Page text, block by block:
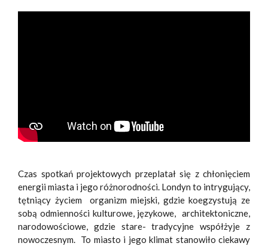
Czas spotkań projektowych przeplatał się z chłonięciem
energii miasta i jego różnorodności. Londyn to intrygujący,
tętniący życiem organizm miejski, gdzie koegzystują ze
sobą odmienności kulturowe, językowe, architektoniczne,
narodowościowe, gdzie stare- tradycyjne współżyje z
nowoczesnym. To miasto i jego klimat stanowiło ciekawy